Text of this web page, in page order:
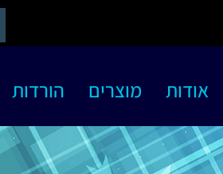
אודות מוצרים הורדות